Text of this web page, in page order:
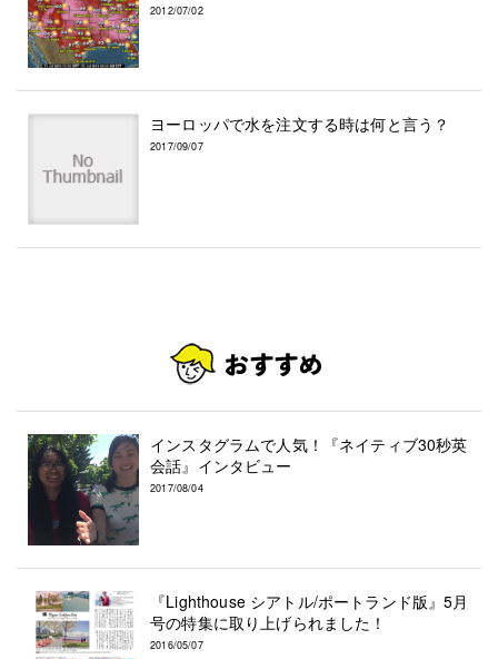
2012/07/02
ヨーロッパで水を注文する時は何と言う？
2017/09/07
インスタグラムで人気！『ネイティブ30秒英
会話』インタビュー
2017/08/04
『Lighthouse シアトル/ポートランド版』5月
号の特集に取り上げられました！
2016/05/07